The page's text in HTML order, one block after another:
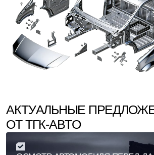
К ЛЕТУ ЗА 2000 РУБ.
В стоимость входит проверка герметичности
системы, вакуумирование, заправка свежим
фреоном и добавление компрессорного масла